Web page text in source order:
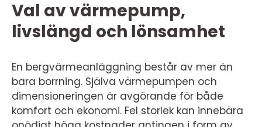
Val av värmepump,
livslängd och lönsamhet
En bergvärmeanläggning består av mer än
bara borrning. Själva värmepumpen och
dimensioneringen är avgörande för både
komfort och ekonomi. Fel storlek kan innebära